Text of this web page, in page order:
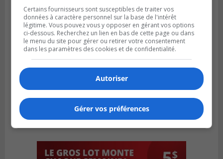
Certains fournisseurs sont susceptibles de traiter vos
données à caractère personnel sur la base de l'intérêt
légitime. Vous pouvez vous y opposer en gérant vos options
ci-dessous. Recherchez un lien en bas de cette page ou dans
le menu du site pour gérer ou retirer votre consentement
dans les paramètres des cookies et de confidentialité.
Autoriser
Gérer vos préférences